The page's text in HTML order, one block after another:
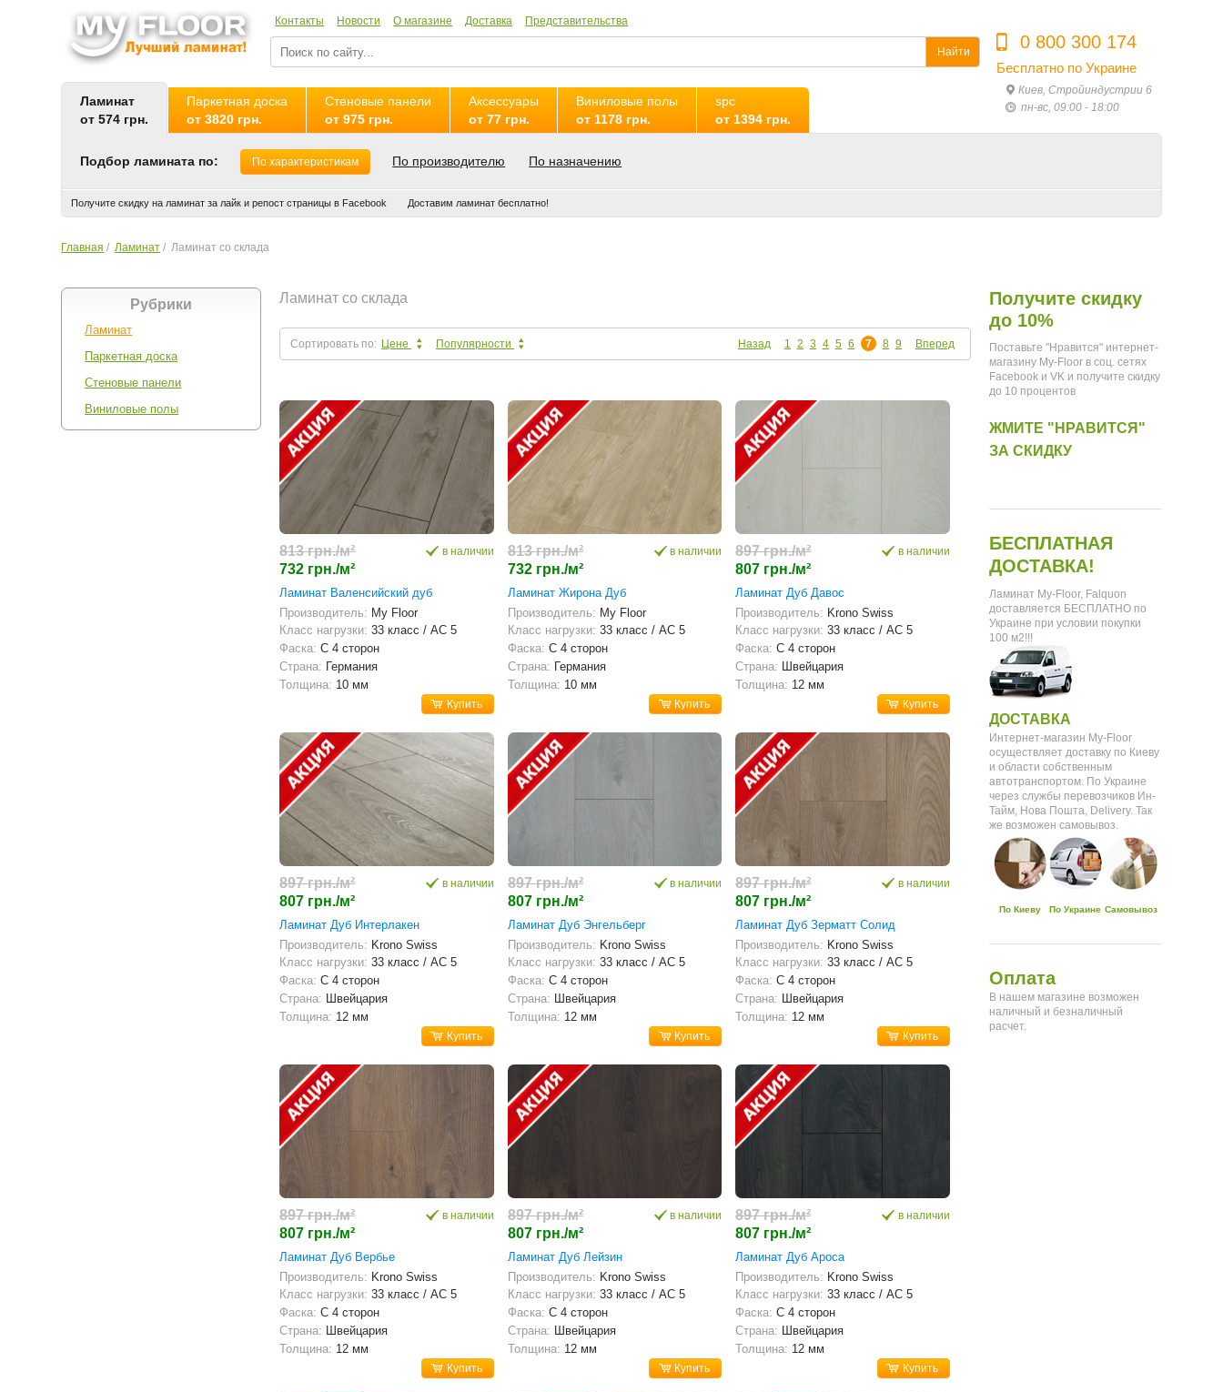
Контакты Новости О магазине Доставка Представительства
Найти 0 800 300 174
Бесплатно по Украине
Киев, Стройиндустрии 6
пн-вс, 09:00 - 18:00
Ламинат
от 574 грн.
Паркетная доска
от 3820 грн.
Стеновые панели
от 975 грн.
Аксессуары
от 77 грн.
Виниловые полы
от 1178 грн.
spc
от 1394 грн.
Подбор ламината по: По характеристикам По производителю По назначению
Получите скидку на ламинат за лайк и репост страницы в Facebook Доставим ламинат бесплатно!
Главная / Ламинат / Ламинат со склада
Рубрики
Ламинат
Паркетная доска
Стеновые панели
Виниловые полы
Ламинат со склада
Сортировать по: Цене Популярности Назад 1 2 3 4 5 6 7 8 9 Вперед
813 грн./м²
732 грн./м²
в наличии
Ламинат Валенсийский дуб
Производитель: My Floor
Класс нагрузки: 33 класс / AC 5
Фаска: С 4 сторон
Страна: Германия
Толщина: 10 мм
Купить
813 грн./м²
732 грн./м²
в наличии
Ламинат Жирона Дуб
Производитель: My Floor
Класс нагрузки: 33 класс / AC 5
Фаска: С 4 сторон
Страна: Германия
Толщина: 10 мм
Купить
897 грн./м²
807 грн./м²
в наличии
Ламинат Дуб Давос
Производитель: Krono Swiss
Класс нагрузки: 33 класс / AC 5
Фаска: С 4 сторон
Страна: Швейцария
Толщина: 12 мм
Купить
897 грн./м²
807 грн./м²
в наличии
Ламинат Дуб Интерлакен
Производитель: Krono Swiss
Класс нагрузки: 33 класс / AC 5
Фаска: С 4 сторон
Страна: Швейцария
Толщина: 12 мм
Купить
897 грн./м²
807 грн./м²
в наличии
Ламинат Дуб Энгельберг
Производитель: Krono Swiss
Класс нагрузки: 33 класс / AC 5
Фаска: С 4 сторон
Страна: Швейцария
Толщина: 12 мм
Купить
897 грн./м²
807 грн./м²
в наличии
Ламинат Дуб Зерматт Солид
Производитель: Krono Swiss
Класс нагрузки: 33 класс / AC 5
Фаска: С 4 сторон
Страна: Швейцария
Толщина: 12 мм
Купить
897 грн./м²
807 грн./м²
в наличии
Ламинат Дуб Вербье
Производитель: Krono Swiss
Класс нагрузки: 33 класс / AC 5
Фаска: С 4 сторон
Страна: Швейцария
Толщина: 12 мм
Купить
897 грн./м²
807 грн./м²
в наличии
Ламинат Дуб Лейзин
Производитель: Krono Swiss
Класс нагрузки: 33 класс / AC 5
Фаска: С 4 сторон
Страна: Швейцария
Толщина: 12 мм
Купить
897 грн./м²
807 грн./м²
в наличии
Ламинат Дуб Ароса
Производитель: Krono Swiss
Класс нагрузки: 33 класс / AC 5
Фаска: С 4 сторон
Страна: Швейцария
Толщина: 12 мм
Купить
Получите скидку
до 10%
Поставьте "Нравится" интернет-
магазину My-Floor в соц. сетях
Facebook и VK и получите скидку
до 10 процентов
ЖМИТЕ "НРАВИТСЯ"
ЗА СКИДКУ
БЕСПЛАТНАЯ
ДОСТАВКА!
Ламинат My-Floor, Falquon
доставляется БЕСПЛАТНО по
Украине при условии покупки
100 м2!!!
ДОСТАВКА
Интернет-магазин My-Floor
осуществляет доставку по Киеву
и области собственным
автотранспортом. По Украине
через службы перевозчиков Ин-
Тайм, Нова Пошта, Delivery. Так
же возможен самовывоз.
По Киеву По Украине Самовывоз
Оплата
В нашем магазине возможен
наличный и безналичный
расчет.